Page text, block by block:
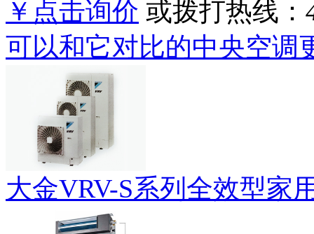
￥点击询价 或拨打热线：
可以和它对比的中央空调
大金VRV-S系列全效型家